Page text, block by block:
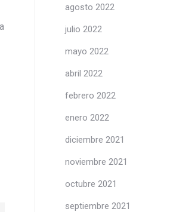
agosto 2022
julio 2022
mayo 2022
abril 2022
febrero 2022
enero 2022
diciembre 2021
noviembre 2021
octubre 2021
septiembre 2021